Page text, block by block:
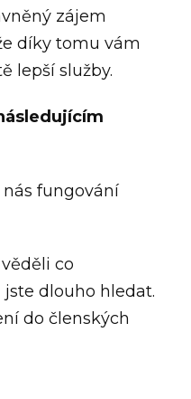
zájem
díky tomu vám
lepší služby.
fungování
co
dlouho hledat.
do členských